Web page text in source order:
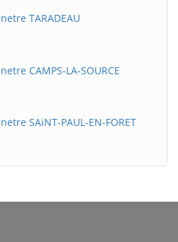
TARADEAU
CAMPS-LA-SOURCE
SAiNT-PAUL-EN-FORET